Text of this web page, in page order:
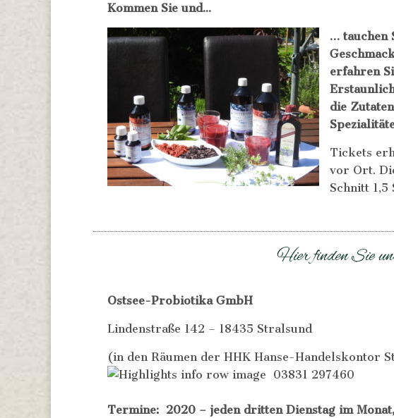
Kommen Sie und...
… tauchen
erfahren
die
Tickets
vor Ort.
Schnitt 1,5
Hier finden Sie
Ostsee-Probiotika GmbH
Lindenstraße 142 – 18435 Stralsund
(in den Räumen der HHK Hanse-Handelskontor
03831 297460
Termine: 2020 – jeden dritten Dienstag im